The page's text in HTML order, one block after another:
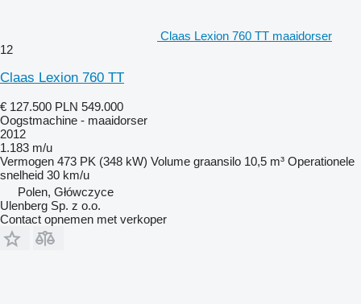
Claas Lexion 760 TT maaidorser
12
Claas Lexion 760 TT
€ 127.500 PLN 549.000
Oogstmachine - maaidorser
2012
1.183 m/u
Vermogen 473 PK (348 kW) Volume graansilo 10,5 m³ Operationele
snelheid 30 km/u
Polen, Główczyce
Ulenberg Sp. z o.o.
Contact opnemen met verkoper